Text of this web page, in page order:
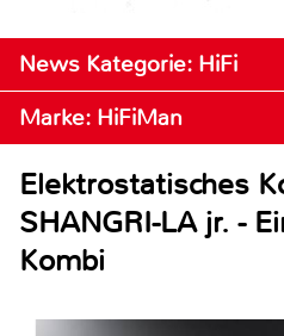
News Kategorie: HiFi
Marke: HiFiMan
Elektrostatisches
SHANGRI-LA jr. -
Kombi